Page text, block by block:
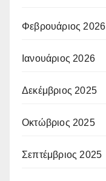
Φεβρουάριος 2026
Ιανουάριος 2026
Δεκέμβριος 2025
Οκτώβριος 2025
Σεπτέμβριος 2025